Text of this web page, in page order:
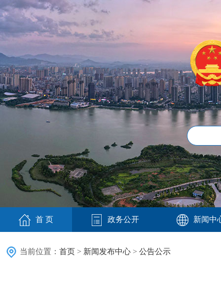
首 页 政务公开 新闻中
当前位置： 首页 > 新闻发布中心 > 公告公示